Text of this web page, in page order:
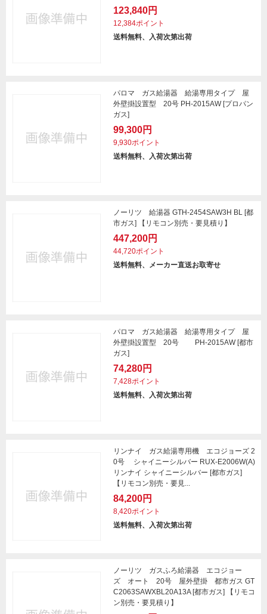
123,840円
12,384ポイント
送料無料、入荷次第出荷
パロマ ガス給湯器 給湯専用タイプ 屋
外壁掛設置型 20号 PH-2015AW [プロパン
ガス]
99,300円
9,930ポイント
送料無料、入荷次第出荷
ノーリツ 給湯器 GTH-2454SAW3H BL [都
市ガス] 【リモコン別売・要見積り】
447,200円
44,720ポイント
送料無料、メーカー直送お取寄せ
パロマ ガス給湯器 給湯専用タイプ 屋
外壁掛設置型 20号 PH-2015AW [都市
ガス]
74,280円
7,428ポイント
送料無料、入荷次第出荷
リンナイ ガス給湯専用機 エコジョーズ 2
0号 シャイニーシルバー RUX-E2006W(A)
リンナイ シャイニーシルバー [都市ガス]
【リモコン別売・要見...
84,200円
8,420ポイント
送料無料、入荷次第出荷
ノーリツ ガスふろ給湯器 エコジョー
ズ オート 20号 屋外壁掛 都市ガス GT
C2063SAWXBL20A13A [都市ガス] 【リモコ
ン別売・要見積り】